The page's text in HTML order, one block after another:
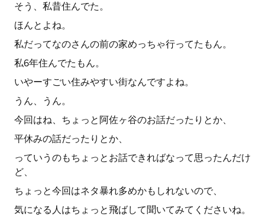
そう、私昔住んでた。
ほんとよね。
私だってなのさんの前の家めっちゃ行ってたもん。
私6年住んでたもん。
いやーすごい住みやすい街なんですよね。
うん、うん。
今回はね、ちょっと阿佐ヶ谷のお話だったりとか、
平休みの話だったりとか、
っていうのもちょっとお話できればなって思ったんだけ
ど、
ちょっと今回はネタ暴れ多めかもしれないので、
気になる人はちょっと飛ばして聞いてみてくださいね。